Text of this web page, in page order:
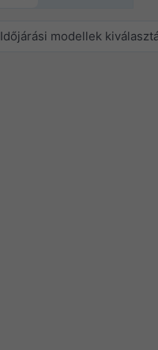
Időjárási modellek